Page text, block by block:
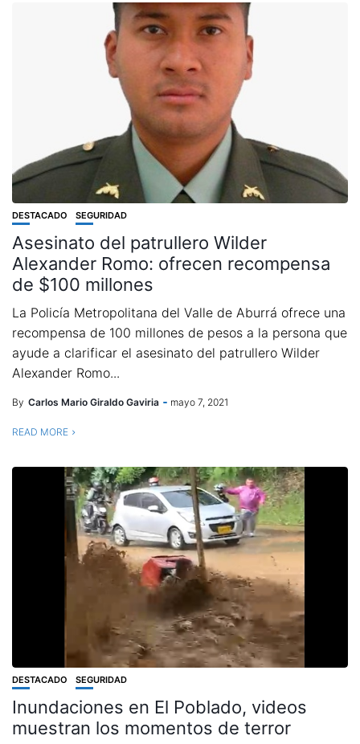
DESTACADO SEGURIDAD
Asesinato del patrullero Wilder
Alexander Romo: ofrecen recompensa
de $100 millones
La Policía Metropolitana del Valle de Aburrá ofrece una
recompensa de 100 millones de pesos a la persona que
ayude a clarificar el asesinato del patrullero Wilder
Alexander Romo...
By Carlos Mario Giraldo Gaviria mayo 7, 2021
READ MORE
DESTACADO SEGURIDAD
Inundaciones en El Poblado, videos
muestran los momentos de terror